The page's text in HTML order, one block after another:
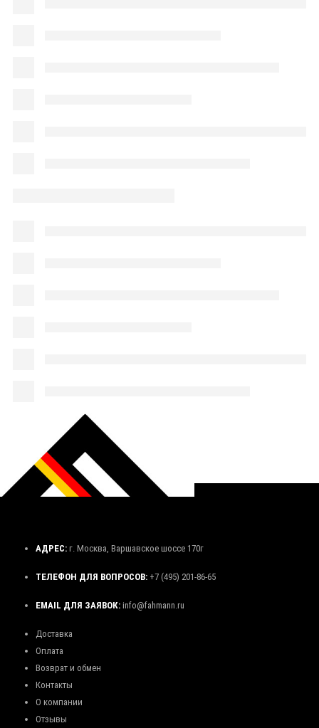
АДРЕС: г. Москва, Варшавское шоссе 170г
ТЕЛЕФОН ДЛЯ ВОПРОСОВ: +7 (495) 201-86-65
EMAIL ДЛЯ ЗАЯВОК: info@fahmann.ru
Доставка
Оплата
Возврат и обмен
Контакты
О компании
Отзывы